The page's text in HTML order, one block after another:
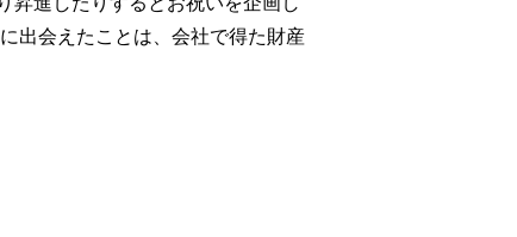
出会えたことは、会社で得た財産